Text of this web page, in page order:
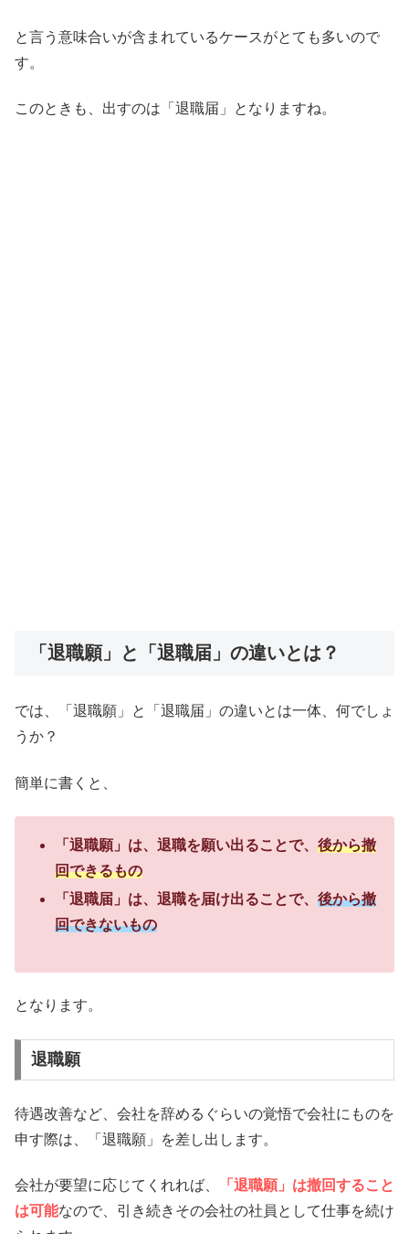
と言う意味合いが含まれているケースがとても多いので
す。
このときも、出すのは「退職届」となりますね。
「退職願」と「退職届」の違いとは？
では、「退職願」と「退職届」の違いとは一体、何でしょ
うか？
簡単に書くと、
「退職願」は、退職を願い出ることで、後から撤
回できるもの
「退職届」は、退職を届け出ることで、後から撤
回できないもの
となります。
退職願
待遇改善など、会社を辞めるぐらいの覚悟で会社にものを
申す際は、「退職願」を差し出します。
会社が要望に応じてくれれば、
「退職願」は撤回すること
は可能なので、引き続きその会社の社員として仕事を続け